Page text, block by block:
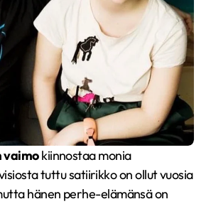
vaimokiinnostaa monia
tuttu satiirikko on ollut vuosia
hänen perhe-elämänsä on